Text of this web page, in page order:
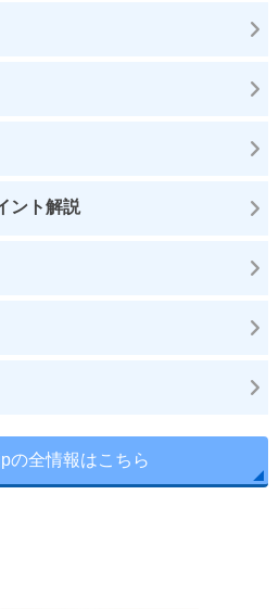
ント解説
の全情報はこちら